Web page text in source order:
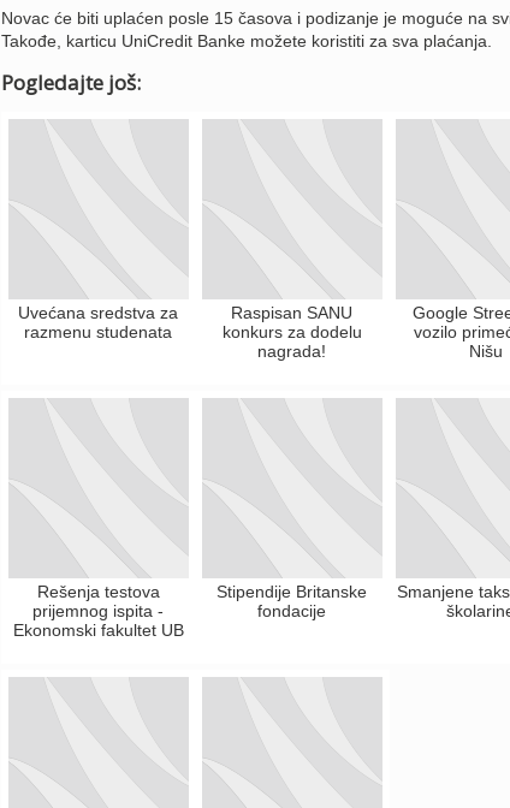
Novac će biti uplaćen posle 15 časova i podizanje je moguće na
Takođe, karticu UniCredit Banke možete koristiti za sva plaćanja.
Pogledajte još:
Uvećana sredstva za
razmenu studenata
Raspisan SANU
konkurs za dodelu
nagrada!
Google
vozilo
Nišu
Rešenja testova
prijemnog ispita -
Ekonomski fakultet UB
Stipendije Britanske
fondacije
Smanjene